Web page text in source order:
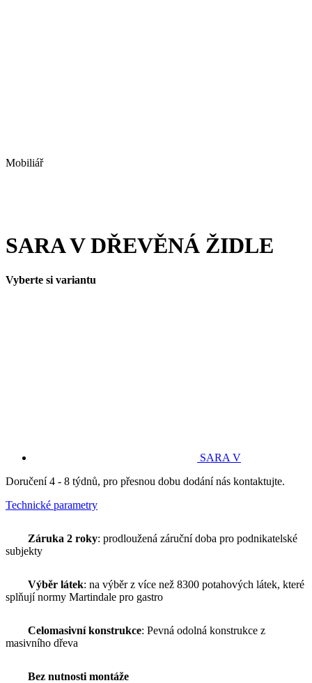
Mobiliář
SARA V DŘEVĚNÁ ŽIDLE
Vyberte si variantu
SARA V
Doručení 4 - 8 týdnů, pro přesnou dobu dodání nás kontaktujte.
Technické parametry
Záruka 2 roky: prodloužená záruční doba pro podnikatelské
subjekty
Výběr látek: na výběr z více než 8300 potahových látek, které
splňují normy Martindale pro gastro
Celomasivní konstrukce: Pevná odolná konstrukce z
masivního dřeva
Bez nutnosti montáže